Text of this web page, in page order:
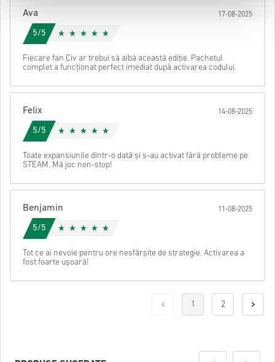
După aceea, vei primi un e-mail cu un link securizat pentru a
accesa codul tău.
Ava 17-08-2025
5/5
Fiecare fan Civ ar trebui să aibă această ediție. Pachetul
complet a funcționat perfect imediat după activarea codului.
Felix 14-08-2025
5/5
Toate expansiunile dintr-o dată și s-au activat fără probleme pe
STEAM. Mă joc non-stop!
Benjamin 11-08-2025
5/5
Tot ce ai nevoie pentru ore nesfârșite de strategie. Activarea a
fost foarte ușoară!
1 2